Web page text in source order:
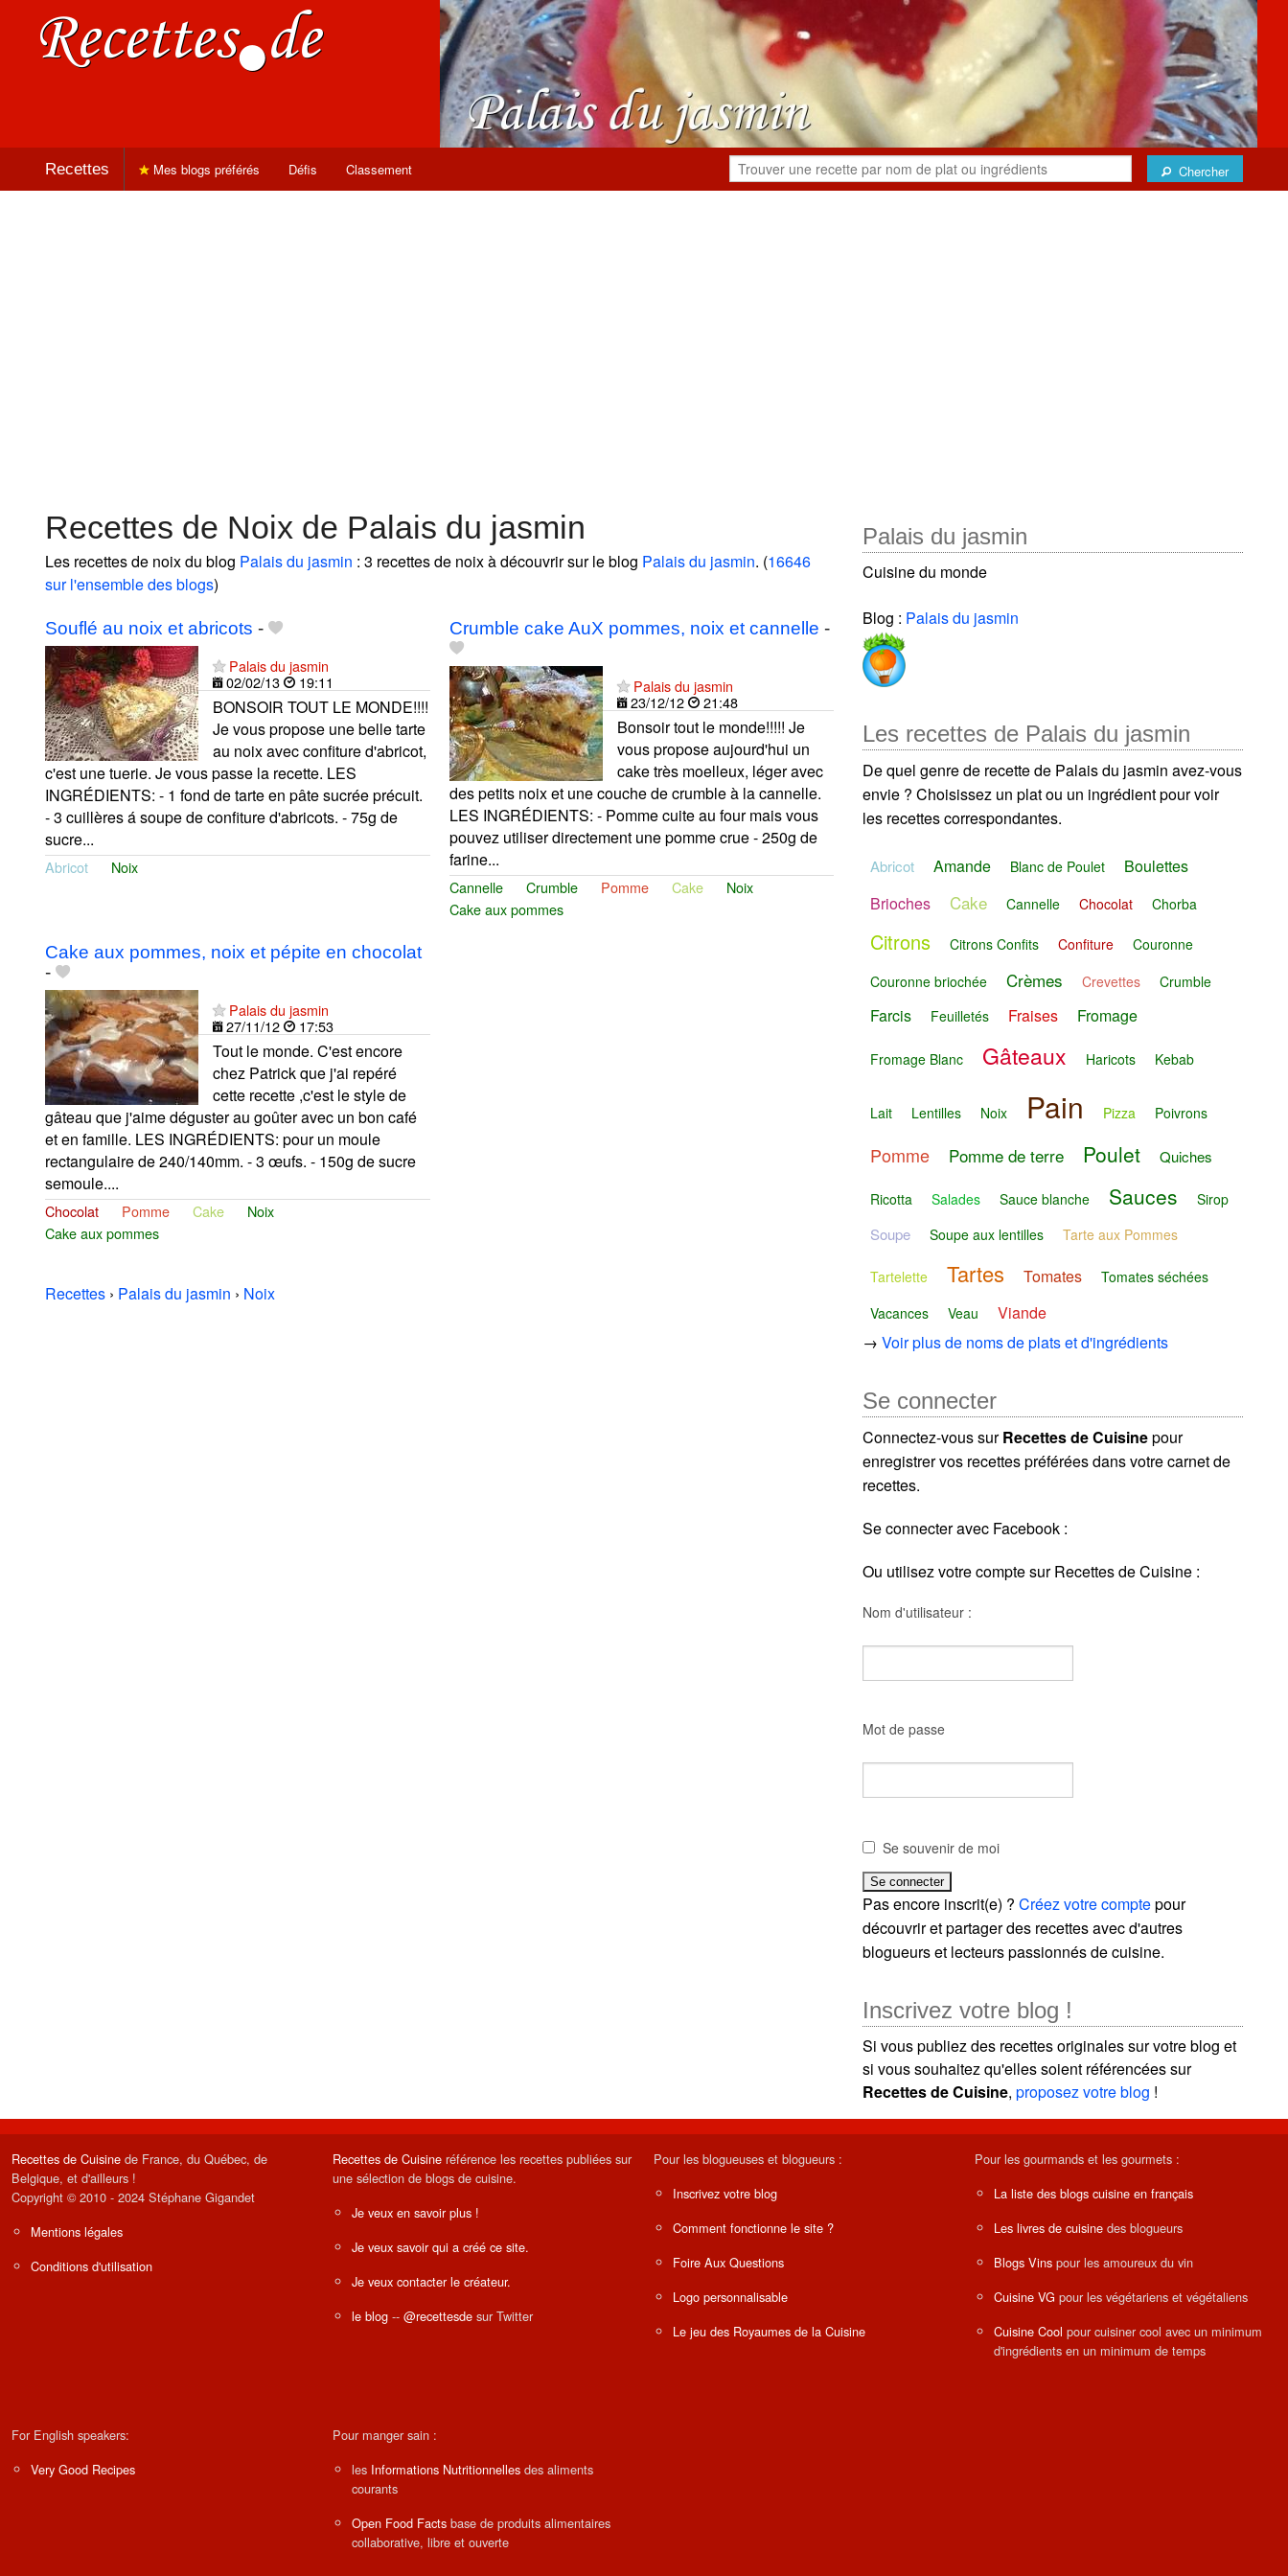
Recettes Chercher
Mes blogs préférés Défis Classement
Recettes de Noix de Palais du jasmin
Les recettes de noix du blog Palais du jasmin : 3 recettes de noix à découvrir sur le blog Palais du jasmin. (16646
sur l'ensemble des blogs)
Souflé au noix et abricots -
Palais du jasmin
02/02/13
19:11
BONSOIR TOUT LE MONDE!!!!
Je vous propose une belle tarte
au noix avec confiture d'abricot,
c'est une tuerie. Je vous passe la recette. LES
INGRÉDIENTS: - 1 fond de tarte en pâte sucrée précuit.
- 3 cuillères á soupe de confiture d'abricots. - 75g de
sucre...
Abricot Noix
Crumble cake AuX pommes, noix et cannelle -
Palais du jasmin
23/12/12
21:48
Bonsoir tout le monde!!!!! Je
vous propose aujourd'hui un
cake très moelleux, léger avec
des petits noix et une couche de crumble à la cannelle.
LES INGRÉDIENTS: - Pomme cuite au four mais vous
pouvez utiliser directement une pomme crue - 250g de
farine...
Cannelle Crumble Pomme Cake
Noix
Cake aux pommes
Cake aux pommes, noix et pépite en chocolat
-
Palais du jasmin
27/11/12
17:53
Tout le monde. C'est encore
chez Patrick que j'ai repéré
cette recette ,c'est le style de
gâteau que j'aime déguster au goûter avec un bon café
et en famille. LES INGRÉDIENTS: pour un moule
rectangulaire de 240/140mm. - 3 œufs. - 150g de sucre
semoule....
Chocolat Pomme Cake
Noix
Cake aux pommes
Recettes › Palais du jasmin › Noix
Palais du jasmin
Cuisine du monde
Blog : Palais du jasmin
Les recettes de Palais du jasmin
De quel genre de recette de Palais du jasmin avez-vous
envie ? Choisissez un plat ou un ingrédient pour voir
les recettes correspondantes.
Abricot Amande Blanc de Poulet
Boulettes
Brioches
Cake Cannelle Chocolat Chorba
Citrons Citrons Confits Confiture
Couronne
Couronne briochée
Crèmes Crevettes Crumble
Farcis Feuilletés Fraises Fromage
Fromage Blanc Gâteaux Haricots Kebab
Lait Lentilles Noix Pain Pizza Poivrons
Pomme Pomme de terre Poulet Quiches
Ricotta Salades Sauce blanche Sauces Sirop
Soupe Soupe aux lentilles Tarte aux Pommes
Tartelette Tartes Tomates
Tomates séchées
Vacances
Veau
Viande
→Voir plus de noms de plats et d'ingrédients
Se connecter
Connectez-vous surRecettes de Cuisinepour
enregistrer vos recettes préférées dans votre carnet de
recettes.
Se connecter avec Facebook :
Ou utilisez votre compte sur Recettes de Cuisine :
Nom d'utilisateur :
Mot de passe
Se souvenir de moi
Pas encore inscrit(e) ?Créez votre comptepour
découvrir et partager des recettes avec d'autres
blogueurs et lecteurs passionnés de cuisine.
Inscrivez votre blog !
Si vous publiez des recettes originales sur votre blog et
si vous souhaitez qu'elles soient référencées sur
Recettes de Cuisine,proposez votre blog !
Recettes de Cuisine de France, du Québec, de
Belgique, et d'ailleurs !
Copyright © 2010 - 2024 Stéphane Gigandet
Mentions légales
Conditions d'utilisation
Recettes de Cuisine référence les recettes publiées sur
une sélection de blogs de cuisine.
Je veux en savoir plus !
Je veux savoir qui a créé ce site.
Je veux contacter le créateur.
le blog -- @recettesde sur Twitter
Pour les blogueuses et blogueurs :
Inscrivez votre blog
Comment fonctionne le site ?
Foire Aux Questions
Logo personnalisable
Le jeu des Royaumes de la Cuisine
Pour les gourmands et les gourmets :
La liste des blogs cuisine en français
Les livres de cuisine des blogueurs
Blogs Vins pour les amoureux du vin
Cuisine VG pour les végétariens et végétaliens
Cuisine Cool pour cuisiner cool avec un minimum
d'ingrédients en un minimum de temps
For English speakers:
Very Good Recipes
Pour manger sain :
les Informations Nutritionnelles des aliments
courants
Open Food Facts base de produits alimentaires
collaborative, libre et ouverte